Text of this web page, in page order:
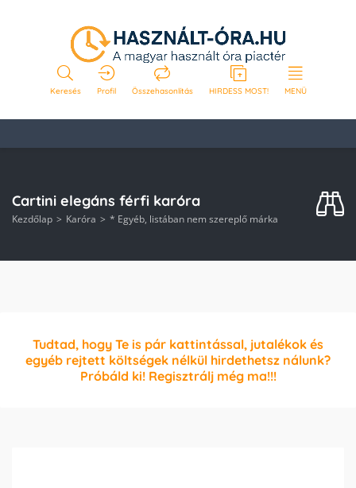
Keresés Profil Összehasonlítás HIRDESS MOST! MENÜ
Cartini elegáns férfi karóra
Kezdőlap Karóra * Egyéb, listában nem szereplő márka
Tudtad, hogy Te is pár kattintással, jutalékok és
egyéb rejtett költségek nélkül hirdethetsz nálunk?
Próbáld ki! Regisztrálj még ma!!!